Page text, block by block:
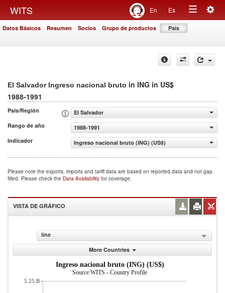
WITS En Es
Toggle
Datos Básicos Resumen Socios Grupo de productos País
El Salvador Ingreso nacional bruto in ING in US$
1988-1991
País/Región
El Salvador
Rango de año
1988-1991
Indicador
Ingreso nacional bruto (ING) (US$)
Please note the exports, imports and tariff data are based on reported data and not gap
filled. Please check the Data Availability for coverage.
VISTA DE GRÁFICO
line
More Countries
Ingreso nacional bruto (ING) (US$)
Source:WITS - Country Profile
5.25 B